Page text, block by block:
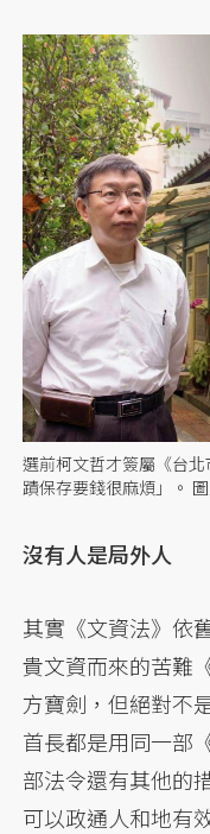
選前柯文哲才簽屬《台
蹟保存要錢很麻煩」。
沒有人是局外人
其實《文資法》依
貴文資而來的苦難
方寶劍，但絕對不
首長都是用同一部
部法令還有其他的
可以政通人和地有